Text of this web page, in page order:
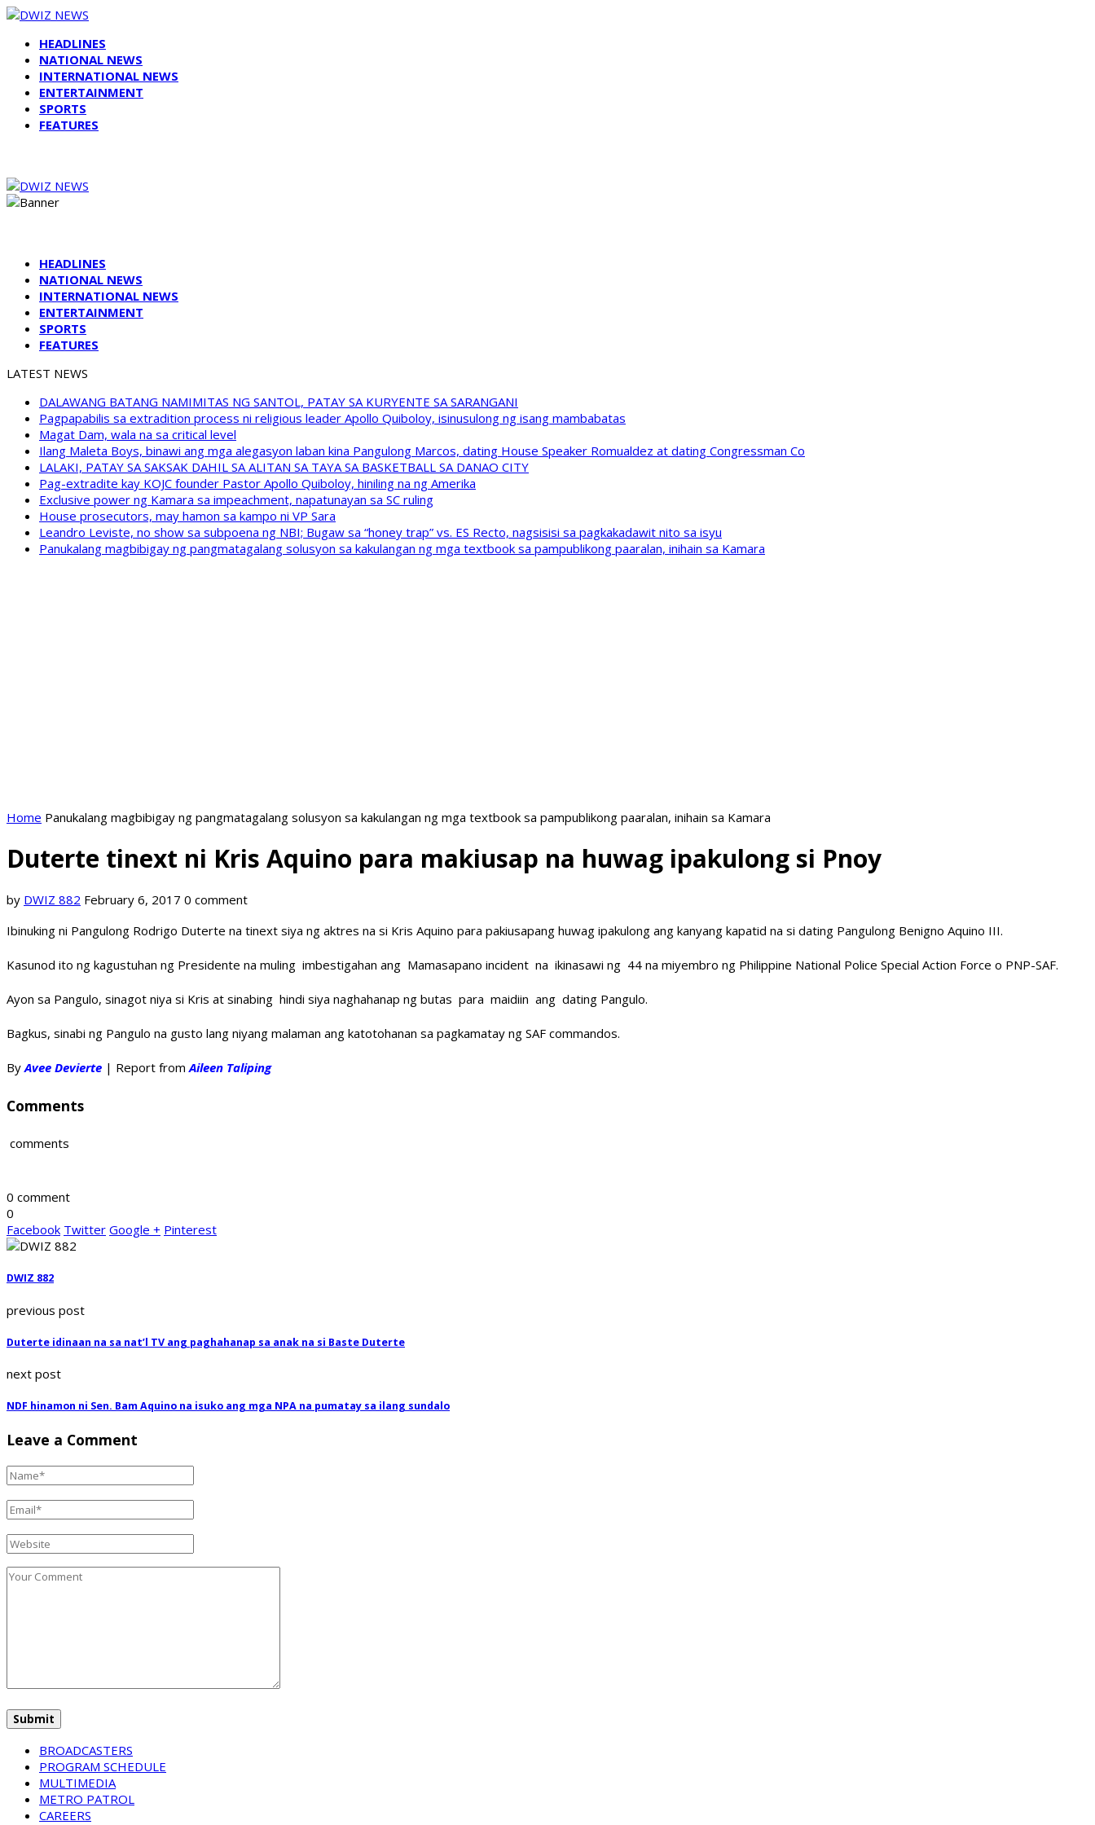
HEADLINES
NATIONAL NEWS
INTERNATIONAL NEWS
ENTERTAINMENT
SPORTS
FEATURES
HEADLINES
NATIONAL NEWS
INTERNATIONAL NEWS
ENTERTAINMENT
SPORTS
FEATURES
LATEST NEWS
DALAWANG BATANG NAMIMITAS NG SANTOL, PATAY SA KURYENTE SA SARANGANI
Pagpapabilis sa extradition process ni religious leader Apollo Quiboloy, isinusulong ng isang mambabatas
Magat Dam, wala na sa critical level
Ilang Maleta Boys, binawi ang mga alegasyon laban kina Pangulong Marcos, dating House Speaker Romualdez at dating Congressman Co
LALAKI, PATAY SA SAKSAK DAHIL SA ALITAN SA TAYA SA BASKETBALL SA DANAO CITY
Pag-extradite kay KOJC founder Pastor Apollo Quiboloy, hiniling na ng Amerika
Exclusive power ng Kamara sa impeachment, napatunayan sa SC ruling
House prosecutors, may hamon sa kampo ni VP Sara
Leandro Leviste, no show sa subpoena ng NBI; Bugaw sa “honey trap” vs. ES Recto, nagsisisi sa pagkakadawit nito sa isyu
Panukalang magbibigay ng pangmatagalang solusyon sa kakulangan ng mga textbook sa pampublikong paaralan, inihain sa Kamara
Home Panukalang magbibigay ng pangmatagalang solusyon sa kakulangan ng mga textbook sa pampublikong paaralan, inihain sa Kamara
Duterte tinext ni Kris Aquino para makiusap na huwag ipakulong si Pnoy
by DWIZ 882 February 6, 2017 0 comment
Ibinuking ni Pangulong Rodrigo Duterte na tinext siya ng aktres na si Kris Aquino para pakiusapang huwag ipakulong ang kanyang kapatid na si dating Pangulong Benigno Aquino III.
Kasunod ito ng kagustuhan ng Presidente na muling imbestigahan ang Mamasapano incident na ikinasawi ng 44 na miyembro ng Philippine National Police Special Action Force o PNP-SAF.
Ayon sa Pangulo, sinagot niya si Kris at sinabing hindi siya naghahanap ng butas para maidiin ang dating Pangulo.
Bagkus, sinabi ng Pangulo na gusto lang niyang malaman ang katotohanan sa pagkamatay ng SAF commandos.
ByAvee Devierte | Report fromAileen Taliping
Comments
comments
0 comment
0
Facebook Twitter Google + Pinterest
DWIZ 882
previous post
Duterte idinaan na sa nat’l TV ang paghahanap sa anak na si Baste Duterte
next post
NDF hinamon ni Sen. Bam Aquino na isuko ang mga NPA na pumatay sa ilang sundalo
Leave a Comment
BROADCASTERS
PROGRAM SCHEDULE
MULTIMEDIA
METRO PATROL
CAREERS